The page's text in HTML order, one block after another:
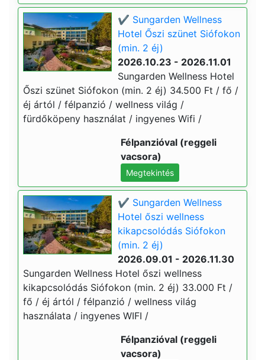
✔️ Sungarden Wellness
Hotel Őszi szünet Siófokon
(min. 2 éj)
2026.10.23 - 2026.11.01
Sungarden Wellness Hotel
Őszi szünet Siófokon (min. 2 éj) 34.500 Ft / fő /
éj ártól / félpanzió / wellness világ /
fürdőköpeny használat / ingyenes Wifi /
Félpanzióval (reggeli
vacsora)
Megtekintés
✔️ Sungarden Wellness
Hotel őszi wellness
kikapcsolódás Siófokon
(min. 2 éj)
2026.09.01 - 2026.11.30
Sungarden Wellness Hotel őszi wellness
kikapcsolódás Siófokon (min. 2 éj) 33.000 Ft /
fő / éj ártól / félpanzió / wellness világ
használata / ingyenes WIFI /
Félpanzióval (reggeli
vacsora)